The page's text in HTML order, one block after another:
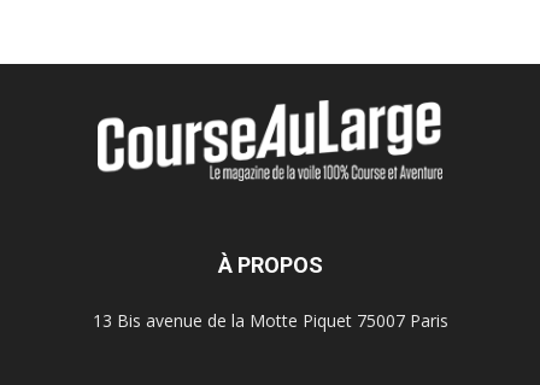
À PROPOS
13 Bis avenue de la Motte Piquet 75007 Paris